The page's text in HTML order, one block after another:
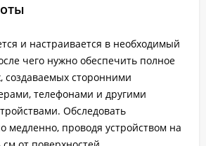
и настраивается в необходимый
чего нужно обеспечить полное
создаваемых сторонними
телефонами и другими
Обследовать
медленно, проводя устройством на